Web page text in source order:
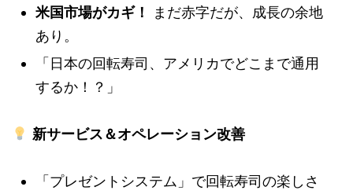
米国市場がカギ！
まだ赤字だが、成長の余地
あり。
「日本の回転寿司、アメリカでどこまで通用
するか！？」
新サービス＆オペレーション改善
「プレゼントシステム」で回転寿司の楽しさ